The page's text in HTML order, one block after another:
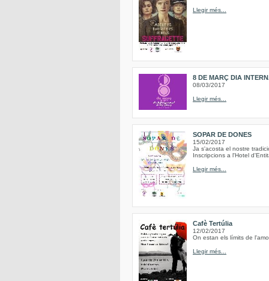
Llegir més...
8 DE MARÇ DIA
08/03/2017
Llegir més...
SOPAR DE DONES
15/02/2017
Ja s'acosta el nostre
Inscripcions a l'Hotel
Llegir més...
Cafè Tertúlia
12/02/2017
On estan els límits de
Llegir més...